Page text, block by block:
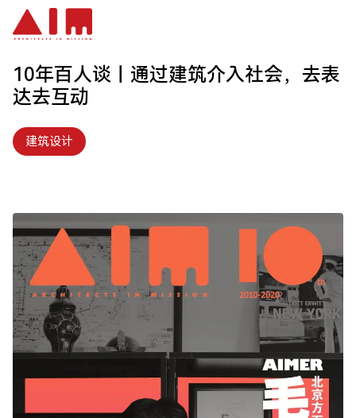
跳到主要内容
10年百人谈丨通过建筑介入社会，去表
达去互动
建筑设计